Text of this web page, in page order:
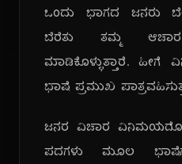
ಒಂದು ಭಾಗದ ಜನರು
ಬೆರೆತು ತಮ್ಮ
ಮಾಡಿಕೊಳ್ಳುತ್ತಾರೆ.
ಭಾಷೆ ಪ್ರಮುಖ
ಜನರ ವಿಚಾರ
ಪದಗಳು ಮೂಲ